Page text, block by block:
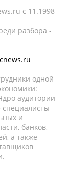
c 11.1998
разбора -
одной
аудитории
специалисты
и
банков,
а также